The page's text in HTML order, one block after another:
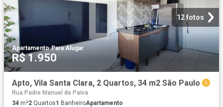
12 fotos
Apartamento·Para Alugar
R$ 1.950
Apto, Vila Santa Clara, 2 Quartos, 34 m2 São Paulo
Rua Padre Manuel de Paiva
34 m²2 Quartos1 BanheiroApartamento